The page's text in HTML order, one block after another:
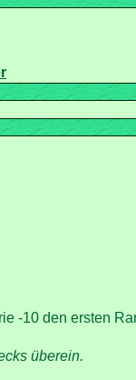
-10 den ersten
überein.